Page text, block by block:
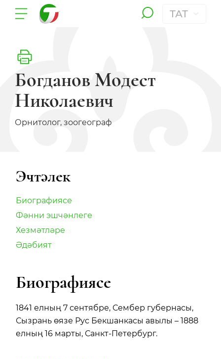
ТАТ
Богданов Модест
Николаевич
Орнитолог, зоогеограф
Эчтәлек
Биографиясе
Фәнни эшчәнлеге
Хезмәтләре
Әдәбият
Биографиясе
1841 елның 7 сентябре, Сембер губернасы,
Сызрань өязе Рус Бекшанкасы авылы – 1888
елның 16 марты, Санкт-Петербург.